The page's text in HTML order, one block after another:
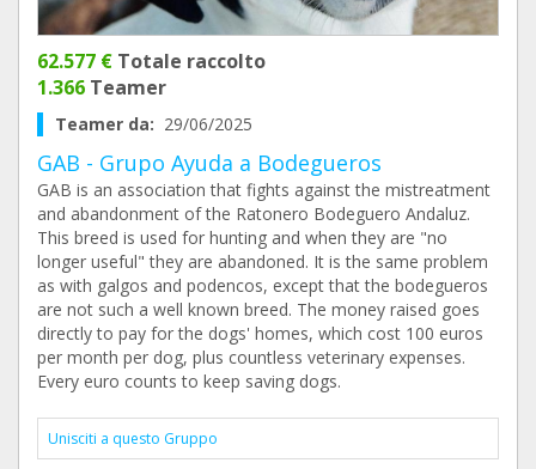
62.577 € Totale raccolto
1.366 Teamer
Teamer da: 29/06/2025
GAB - Grupo Ayuda a Bodegueros
GAB is an association that fights against the mistreatment
and abandonment of the Ratonero Bodeguero Andaluz.
This breed is used for hunting and when they are "no
longer useful" they are abandoned. It is the same problem
as with galgos and podencos, except that the bodegueros
are not such a well known breed. The money raised goes
directly to pay for the dogs' homes, which cost 100 euros
per month per dog, plus countless veterinary expenses.
Every euro counts to keep saving dogs.
Unisciti a questo Gruppo